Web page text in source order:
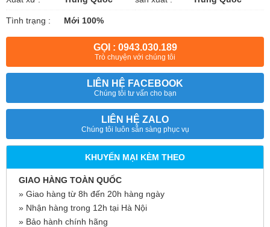
Tình trạng : Mới 100%
GỌI : 0943.030.189
Trò chuyện với chúng tôi
LIÊN HỆ FACEBOOK
Chúng tôi tư vấn cho bạn
LIÊN HỆ ZALO
Chúng tôi luôn sẵn sàng phục vụ
KHUYẾN MẠI KÈM THEO
GIAO HÀNG TOÀN QUỐC
» Giao hàng từ 8h đến 20h hàng ngày
» Nhận hàng trong 12h tại Hà Nội
» Bảo hành chính hãng